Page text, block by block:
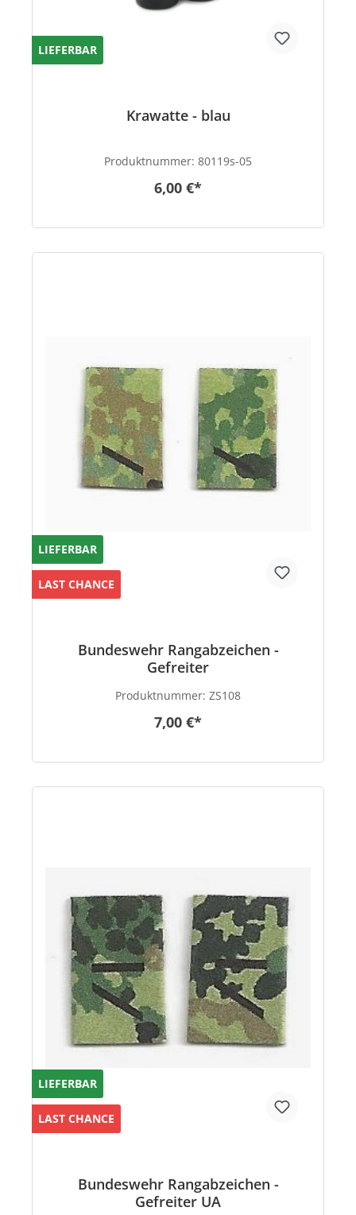
LIEFERBAR
Krawatte - blau
Produktnummer: 80119s-05
6,00 €*
LIEFERBAR
LAST CHANCE
Bundeswehr Rangabzeichen -
Gefreiter
Produktnummer: ZS108
7,00 €*
LIEFERBAR
LAST CHANCE
Bundeswehr Rangabzeichen -
Gefreiter UA